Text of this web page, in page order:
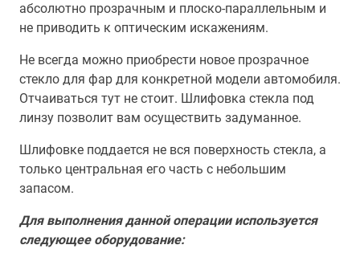
абсолютно прозрачным и плоско-параллельным и
не приводить к оптическим искажениям.
Не всегда можно приобрести новое прозрачное
стекло для фар для конкретной модели автомобиля.
Отчаиваться тут не стоит. Шлифовка стекла под
линзу позволит вам осуществить задуманное.
Шлифовке поддается не вся поверхность стекла, а
только центральная его часть с небольшим
запасом.
Для выполнения данной операции используется
следующее оборудование: